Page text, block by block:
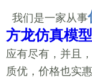
我们是一家从事
方龙仿真模型
应有尽有，并且
质优，价格也实